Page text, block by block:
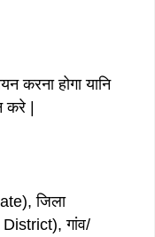
करना होगा यानि
करे |
जिला
गांव/